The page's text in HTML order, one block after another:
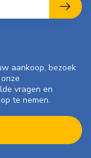
aankoop, bezoek
vragen en
te nemen.